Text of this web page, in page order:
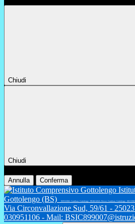
Chiudi
Chiudi
Annulla Conferma
Gottolengo (BS)
INFANZIA: Gambara, Gottolengo - PRIMARIA: Fiesse, Gambara, Gottolengo -
Via Circonvallazione Sud, 59/61 -
030951106 - Mail: